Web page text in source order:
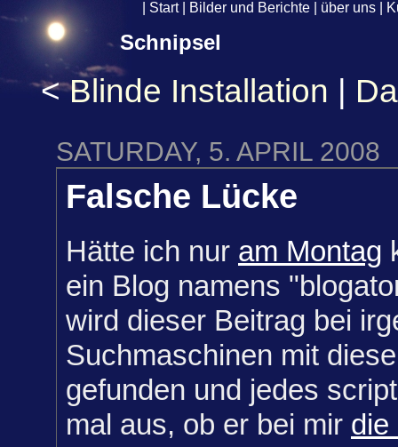
Start| Bilder und Berichte über uns
Schnipsel
< Blinde Installation |
SATURDAY, 5. APRIL 2008
Falsche Lücke
Hätte ich nur am Montag
ein Blog namens
wird dieser Beitrag bei
Suchmaschinen mit
gefunden und jedes
mal aus, ob er bei mir die